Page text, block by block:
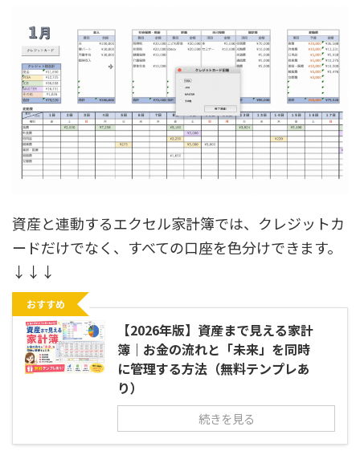
資産と連動するエクセル家計簿では、クレジットカ
ードだけでなく、すべての口座を色分けできます。
↓↓↓
おすすめ
【2026年版】資産まで見える家計
簿｜お金の流れと「未来」を同時
に管理する方法（無料テンプレあ
り）
続きを見る